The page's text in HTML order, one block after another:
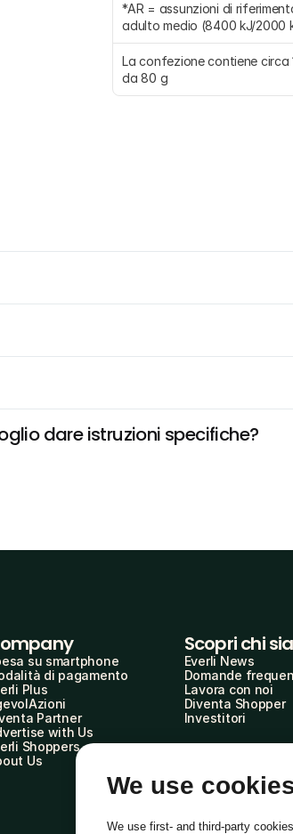
*AR = assunzioni di
adulto medio (8400 kJ/2000
La confezione contiene circa
da 80 g
dare istruzioni specifiche?
su smartphone
di pagamento
Plus
Partner
with Us
Shoppers
Us
Scopri chi
Everli News
Domande
Lavora con noi
Diventa Shopper
Investitori
We use
We use first- and third-party